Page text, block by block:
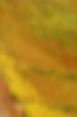
Canada